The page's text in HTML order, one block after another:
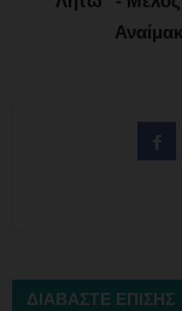
ΔΙΑΒΑΣΤΕ ΕΠΙΣΗΣ